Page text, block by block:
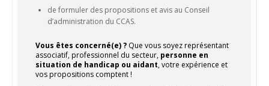
de formuler des propositions et avis au Conseil
d’administration du CCAS.
Vous êtes concerné(e) ? Que vous soyez représentant
associatif, professionnel du secteur, personne en
situation de handicap ou aidant, votre expérience et
vos propositions comptent !